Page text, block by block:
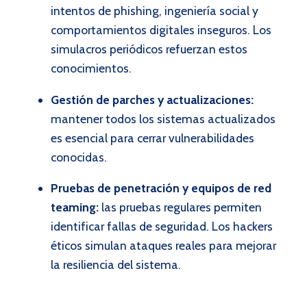
intentos de phishing, ingeniería social y
comportamientos digitales inseguros. Los
simulacros periódicos refuerzan estos
conocimientos.
Gestión de parches y actualizaciones:
mantener todos los sistemas actualizados
es esencial para cerrar vulnerabilidades
conocidas.
Pruebas de penetración y equipos de red
teaming:las pruebas regulares permiten
identificar fallas de seguridad. Los hackers
éticos simulan ataques reales para mejorar
la resiliencia del sistema.